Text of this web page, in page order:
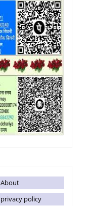
About
privacy policy